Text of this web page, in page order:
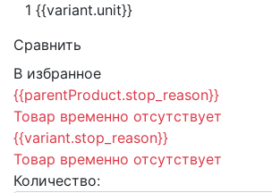
1 {{variant.unit}}
Сравнить
В избранное
{{parentProduct.stop_reason}}
Товар временно отсутствует
{{variant.stop_reason}}
Товар временно отсутствует
Количество: